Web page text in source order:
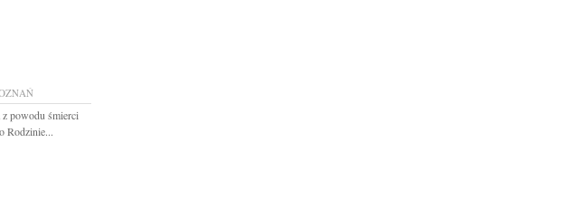
z powodu śmierci
Rodzinie...